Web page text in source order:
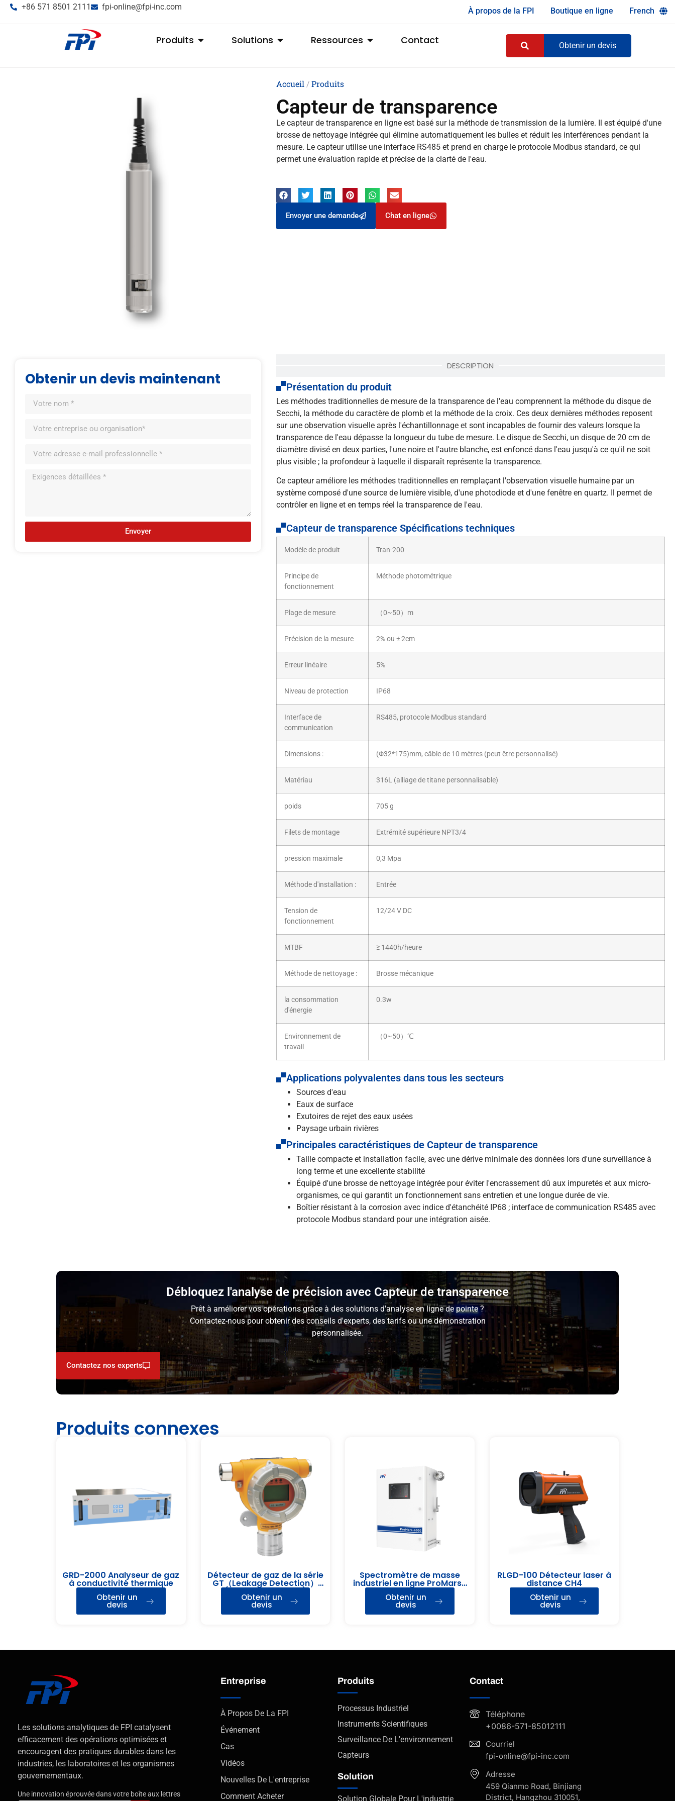
+86 571 8501 2111 fpi-online@fpi-inc.com À propos de la FPI Boutique en ligne French
Produits Solutions Ressources Contact Obtenir un devis
Accueil /Produits
Capteur de transparence
Le capteur de transparence en ligne est basé sur la méthode de transmission de la lumière. Il est équipé d'une
brosse de nettoyage intégrée qui élimine automatiquement les bulles et réduit les interférences pendant la
mesure. Le capteur utilise une interface RS485 et prend en charge le protocole Modbus standard, ce qui
permet une évaluation rapide et précise de la clarté de l'eau.
Envoyer une demande Chat en ligne
Obtenir un devis maintenant
Envoyer
DESCRIPTION
Présentation du produit
Les méthodes traditionnelles de mesure de la transparence de l'eau comprennent la méthode du disque de
Secchi, la méthode du caractère de plomb et la méthode de la croix. Ces deux dernières méthodes reposent
sur une observation visuelle après l'échantillonnage et sont incapables de fournir des valeurs lorsque la
transparence de l'eau dépasse la longueur du tube de mesure. Le disque de Secchi, un disque de 20 cm de
diamètre divisé en deux parties, l'une noire et l'autre blanche, est enfoncé dans l'eau jusqu'à ce qu'il ne soit
plus visible ; la profondeur à laquelle il disparaît représente la transparence.
Ce capteur améliore les méthodes traditionnelles en remplaçant l'observation visuelle humaine par un
système composé d'une source de lumière visible, d'une photodiode et d'une fenêtre en quartz. Il permet de
contrôler en ligne et en temps réel la transparence de l'eau.
Capteur de transparence Spécifications techniques
Modèle de produit Tran-200
Principe de
fonctionnement
Méthode photométrique
Plage de mesure （0~50）m
Précision de la mesure 2% ou ± 2cm
Erreur linéaire 5%
Niveau de protection IP68
Interface de
communication
RS485, protocole Modbus standard
Dimensions : (Φ32*175)mm, câble de 10 mètres (peut être personnalisé)
Matériau 316L (alliage de titane personnalisable)
poids 705 g
Filets de montage Extrémité supérieure NPT3/4
pression maximale 0,3 Mpa
Méthode d'installation : Entrée
Tension de
fonctionnement
12/24 V DC
MTBF ≥ 1440h/heure
Méthode de nettoyage : Brosse mécanique
la consommation
d'énergie
0.3w
Environnement de
travail
（0~50）℃
Applications polyvalentes dans tous les secteurs
Sources d'eau
Eaux de surface
Exutoires de rejet des eaux usées
Paysage urbain rivières
Principales caractéristiques de Capteur de transparence
Taille compacte et installation facile, avec une dérive minimale des données lors d'une surveillance à
long terme et une excellente stabilité
Équipé d'une brosse de nettoyage intégrée pour éviter l'encrassement dû aux impuretés et aux micro-
organismes, ce qui garantit un fonctionnement sans entretien et une longue durée de vie.
Boîtier résistant à la corrosion avec indice d'étanchéité IP68 ; interface de communication RS485 avec
protocole Modbus standard pour une intégration aisée.
Débloquez l'analyse de précision avec Capteur de transparence
Prêt à améliorer vos opérations grâce à des solutions d'analyse en ligne de pointe ?
Contactez-nous pour obtenir des conseils d'experts, des tarifs ou une démonstration
personnalisée.
Contactez nos experts
Produits connexes
GRD-2000 Analyseur de gaz
à conductivité thermique
Obtenir un
devis
Détecteur de gaz de la série
GT（Leakage Detection）
(détection de fuite)
Obtenir un
devis
Spectromètre de masse
industriel en ligne ProMars-
6000
Obtenir un
devis
RLGD-100 Détecteur laser à
distance CH4
Obtenir un
devis
Les solutions analytiques de FPI catalysent
efficacement des opérations optimisées et
encouragent des pratiques durables dans les
industries, les laboratoires et les organismes
gouvernementaux.
Une innovation éprouvée dans votre boîte aux lettres
Entreprise
À Propos De La FPI
Événement
Cas
Vidéos
Nouvelles De L'entreprise
Comment Acheter
Produits
Processus Industriel
Instruments Scientifiques
Surveillance De L'environnement
Capteurs
Solution
Solution Globale Pour L'industrie
Contact
Téléphone
+0086-571-85012111
Courriel
fpi-online@fpi-inc.com
Adresse
459 Qianmo Road, Binjiang
District, Hangzhou 310051,